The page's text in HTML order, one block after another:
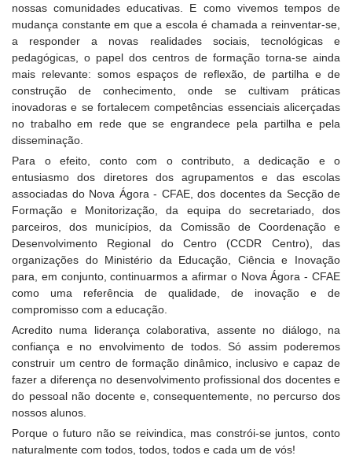
nossas comunidades educativas. E como vivemos tempos de
mudança constante em que a escola é chamada a reinventar-se,
a responder a novas realidades sociais, tecnológicas e
pedagógicas, o papel dos centros de formação torna-se ainda
mais relevante: somos espaços de reflexão, de partilha e de
construção de conhecimento, onde se cultivam práticas
inovadoras e se fortalecem competências essenciais alicerçadas
no trabalho em rede que se engrandece pela partilha e pela
disseminação.
Para o efeito, conto com o contributo, a dedicação e o
entusiasmo dos diretores dos agrupamentos e das escolas
associadas do Nova Ágora - CFAE, dos docentes da Secção de
Formação e Monitorização, da equipa do secretariado, dos
parceiros, dos municípios, da Comissão de Coordenação e
Desenvolvimento Regional do Centro (CCDR Centro), das
organizações do Ministério da Educação, Ciência e Inovação
para, em conjunto, continuarmos a afirmar o Nova Ágora - CFAE
como uma referência de qualidade, de inovação e de
compromisso com a educação.
Acredito numa liderança colaborativa, assente no diálogo, na
confiança e no envolvimento de todos. Só assim poderemos
construir um centro de formação dinâmico, inclusivo e capaz de
fazer a diferença no desenvolvimento profissional dos docentes e
do pessoal não docente e, consequentemente, no percurso dos
nossos alunos.
Porque o futuro não se reivindica, mas constrói-se juntos, conto
naturalmente com todos, todos, todos e cada um de vós!